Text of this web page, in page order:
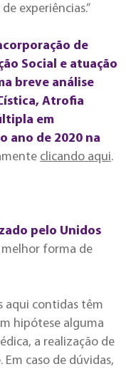
experiências.”
de
Social e atuação
breve análise
Atrofia
em
ano de 2020 na
clicando aqui.
pelo Unidos
melhor forma de
aqui contidas têm
hipótese alguma
a realização de
caso de dúvidas,